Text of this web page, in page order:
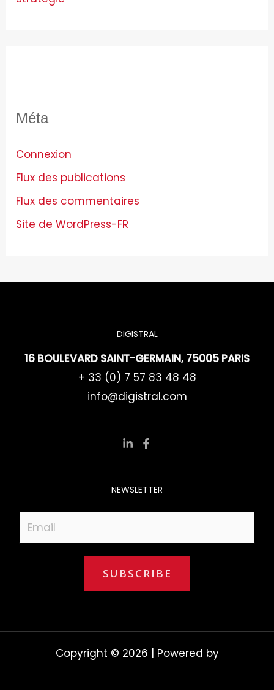
Méta
Connexion
Flux des publications
Flux des commentaires
Site de WordPress-FR
DIGISTRAL
16 BOULEVARD SAINT-GERMAIN, 75005 PARIS
+ 33 (0) 7 57 83 48 48
info@digistral.com
NEWSLETTER
m
SUBSCRIBE
Copyright © 2026 | Powered by